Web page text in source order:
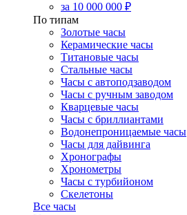
за 10 000 000 ₽
По типам
Золотые часы
Керамические часы
Титановые часы
Стальные часы
Часы с автоподзаводом
Часы с ручным заводом
Кварцевые часы
Часы с бриллиантами
Водонепроницаемые часы
Часы для дайвинга
Хронографы
Хронометры
Часы с турбийоном
Скелетоны
Все часы